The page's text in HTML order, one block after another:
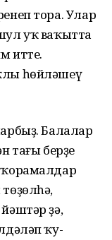
тора. Улар
уҡ ваҡытта
итте.
һөйләшеү
Балалар
тағы берҙе
ҙә,
ҡу­